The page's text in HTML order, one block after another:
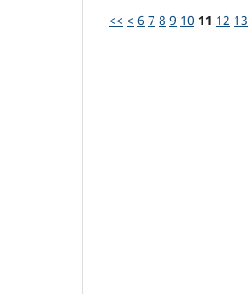
<< < 6 7 8 9 10 11 12 13